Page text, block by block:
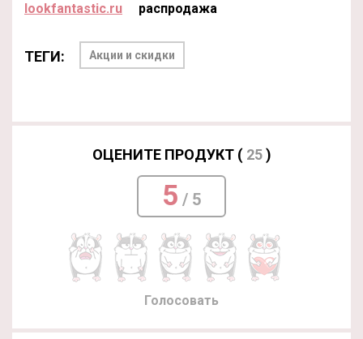
lookfantastic.ru распродажа
ТЕГИ: Акции и скидки
ОЦЕНИТЕ ПРОДУКТ ( 25)
5 / 5
Голосовать